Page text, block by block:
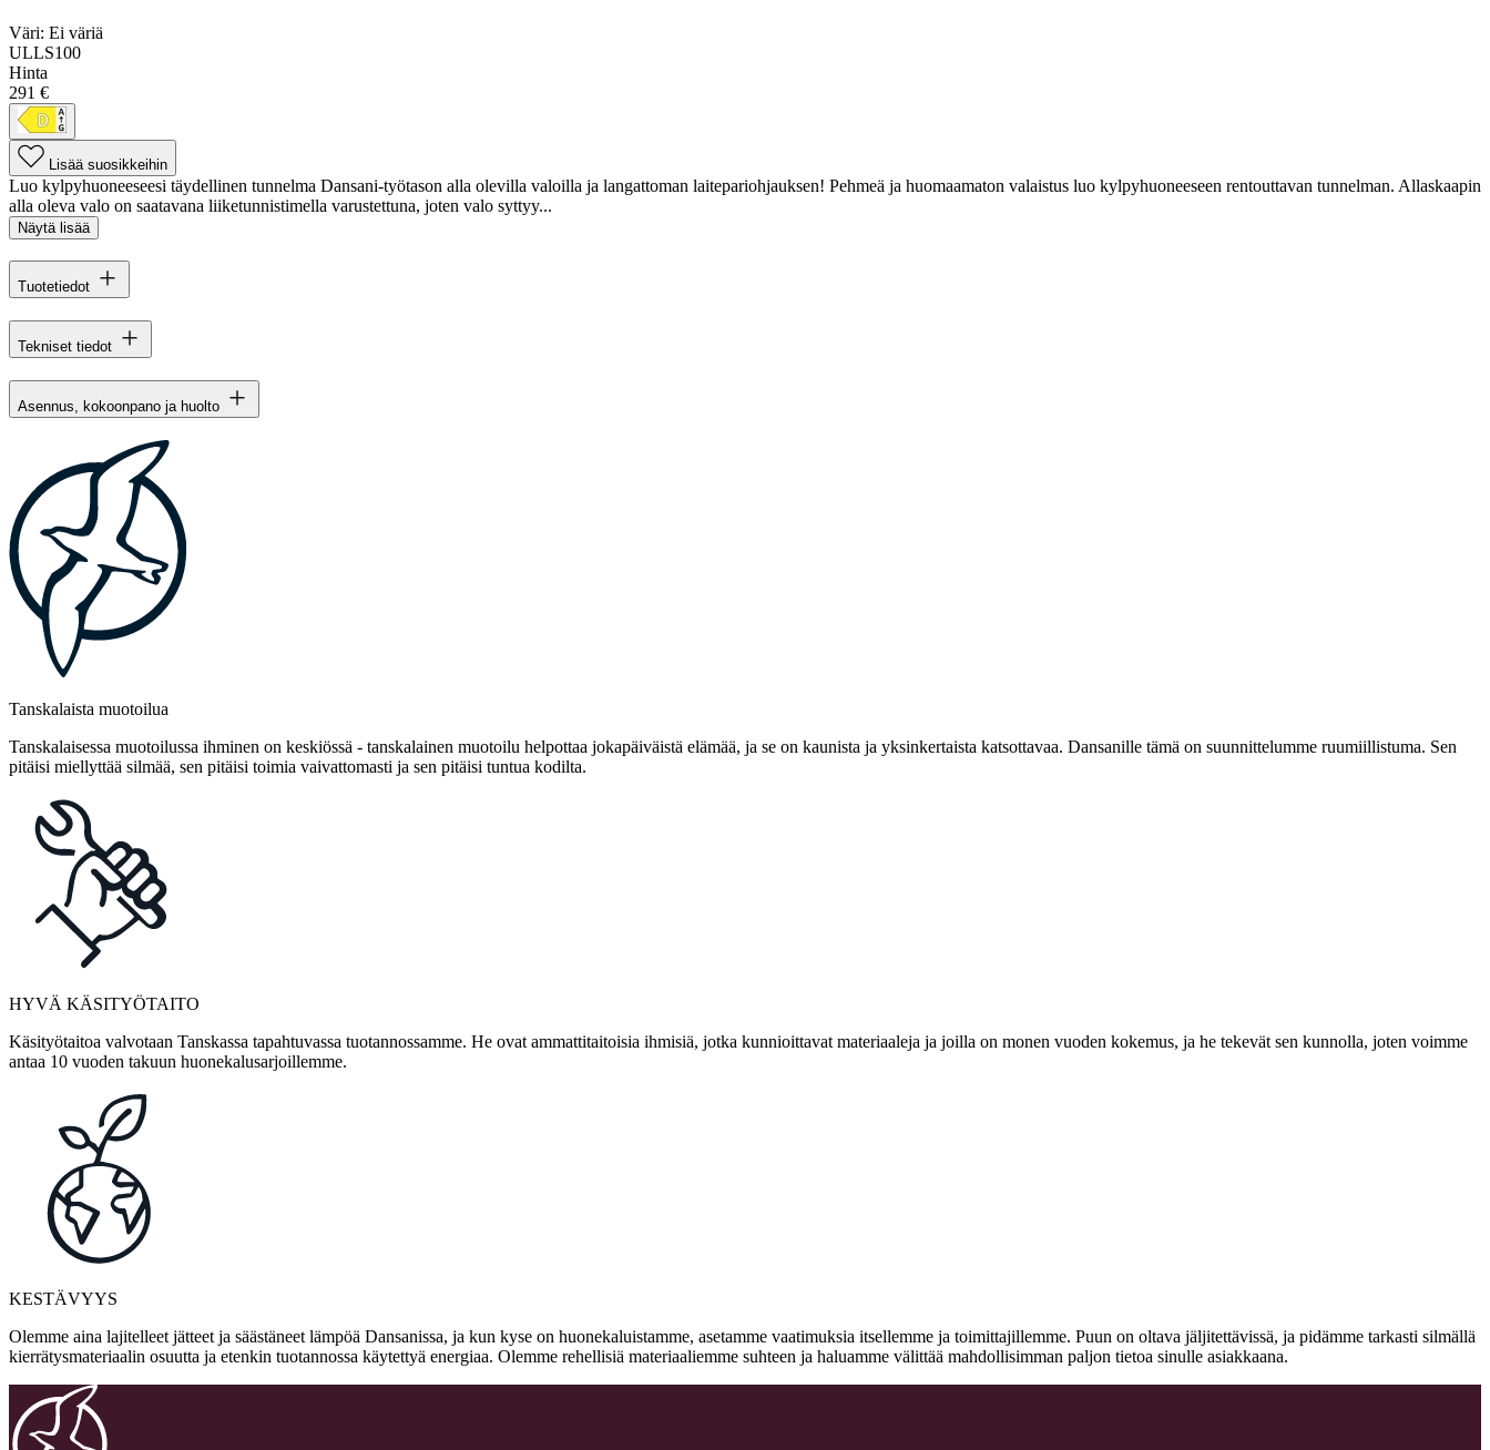
Väri: Ei väriä
ULLS100
Hinta
291 €
Lisää suosikkeihin
Luo kylpyhuoneeseesi täydellinen tunnelma Dansani-työtason alla olevilla valoilla ja langattoman laitepariohjauksen! Pehmeä ja huomaamaton valaistus luo kylpyhuoneeseen rentouttavan tunnelman. Allaskaapin
alla oleva valo on saatavana liiketunnistimella varustettuna, joten valo syttyy...
Näytä lisää
Tuotetiedot
Tekniset tiedot
Asennus, kokoonpano ja huolto
Tanskalaista muotoilua
Tanskalaisessa muotoilussa ihminen on keskiössä - tanskalainen muotoilu helpottaa jokapäiväistä elämää, ja se on kaunista ja yksinkertaista katsottavaa. Dansanille tämä on suunnittelumme ruumiillistuma. Sen
pitäisi miellyttää silmää, sen pitäisi toimia vaivattomasti ja sen pitäisi tuntua kodilta.
HYVÄ KÄSITYÖTAITO
Käsityötaitoa valvotaan Tanskassa tapahtuvassa tuotannossamme. He ovat ammattitaitoisia ihmisiä, jotka kunnioittavat materiaaleja ja joilla on monen vuoden kokemus, ja he tekevät sen kunnolla, joten voimme
antaa 10 vuoden takuun huonekalusarjoillemme.
KESTÄVYYS
Olemme aina lajitelleet jätteet ja säästäneet lämpöä Dansanissa, ja kun kyse on huonekaluistamme, asetamme vaatimuksia itsellemme ja toimittajillemme. Puun on oltava jäljitettävissä, ja pidämme tarkasti silmällä
kierrätysmateriaalin osuutta ja etenkin tuotannossa käytettyä energiaa. Olemme rehellisiä materiaaliemme suhteen ja haluamme välittää mahdollisimman paljon tietoa sinulle asiakkaana.